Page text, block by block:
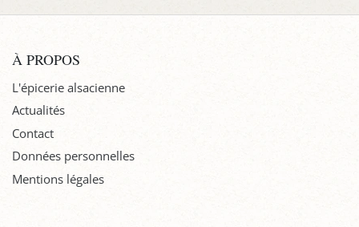
À PROPOS
L'épicerie alsacienne
Actualités
Contact
Données personnelles
Mentions légales